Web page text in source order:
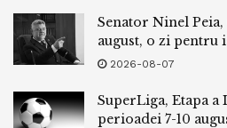
Senator Ninel Peia,
august, o zi
2026-08-07
SuperLiga, Etapa
perioadei 7-10